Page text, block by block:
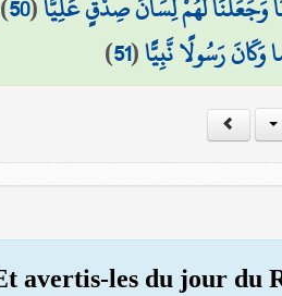
رَسُولًا نَّبِيًّا(
51
)
avertis-les du jour du